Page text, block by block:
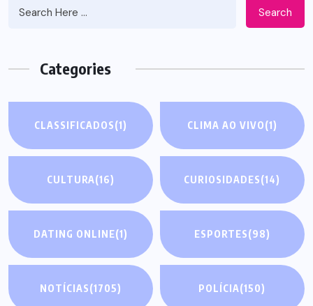
Search
Categories
CLASSIFICADOS(1) CLIMA AO VIVO(1)
CULTURA(16) CURIOSIDADES(14)
DATING ONLINE(1) ESPORTES(98)
NOTÍCIAS(1705) POLÍCIA(150)